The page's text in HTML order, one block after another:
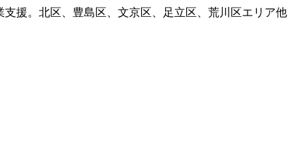
援。北区、豊島区、文京区、足立区、荒川区エリア他